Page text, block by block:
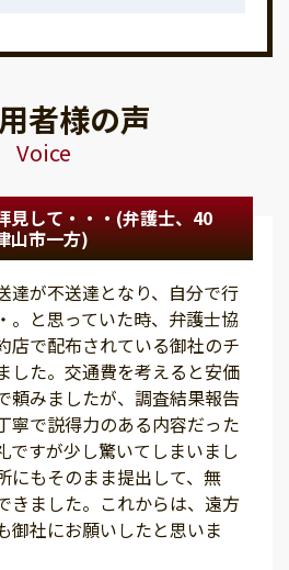
者様の声
Voice
見して・・・(弁護士、40
山市一方)
達が不送達となり、自分で行
。と思っていた時、弁護士協
店で配布されている御社のチ
した。交通費を考えると安価
頼みましたが、調査結果報告
寧で説得力のある内容だった
ですが少し驚いてしまいまし
にもそのまま提出して、無
きました。これからは、遠方
御社にお願いしたと思いま